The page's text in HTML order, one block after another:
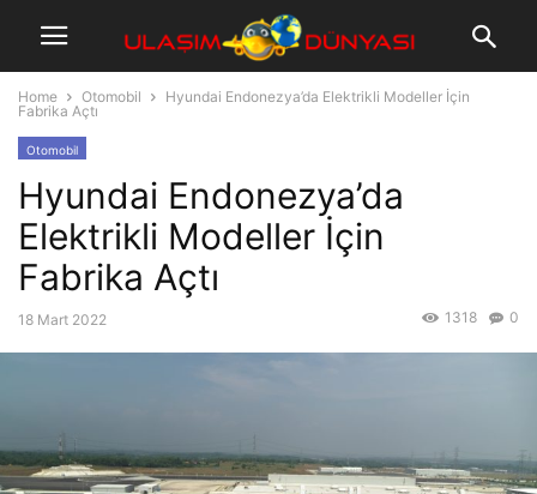
Home Otomobil
Hyundai Endonezya’da Elektrikli Modeller İçin
Fabrika Açtı
Otomobil
Hyundai Endonezya’da
Elektrikli Modeller İçin
Fabrika Açtı
18 Mart 2022 0
1318